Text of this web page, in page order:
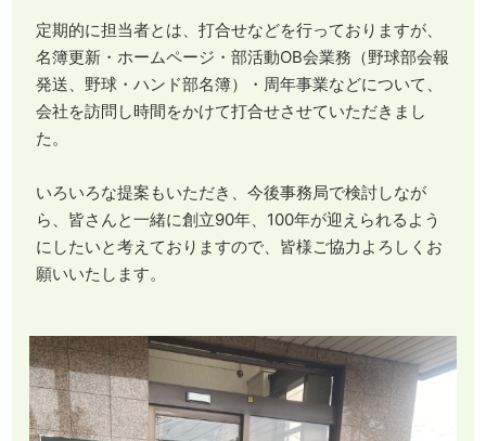
定期的に担当者とは、打合せなどを行っておりますが、
名簿更新・ホームページ・部活動OB会業務（野球部会報
発送、野球・ハンド部名簿）・周年事業などについて、
会社を訪問し時間をかけて打合せさせていただきまし
た。
いろいろな提案もいただき、今後事務局で検討しなが
ら、皆さんと一緒に創立90年、100年が迎えられるよう
にしたいと考えておりますので、皆様ご協力よろしくお
願いいたします。